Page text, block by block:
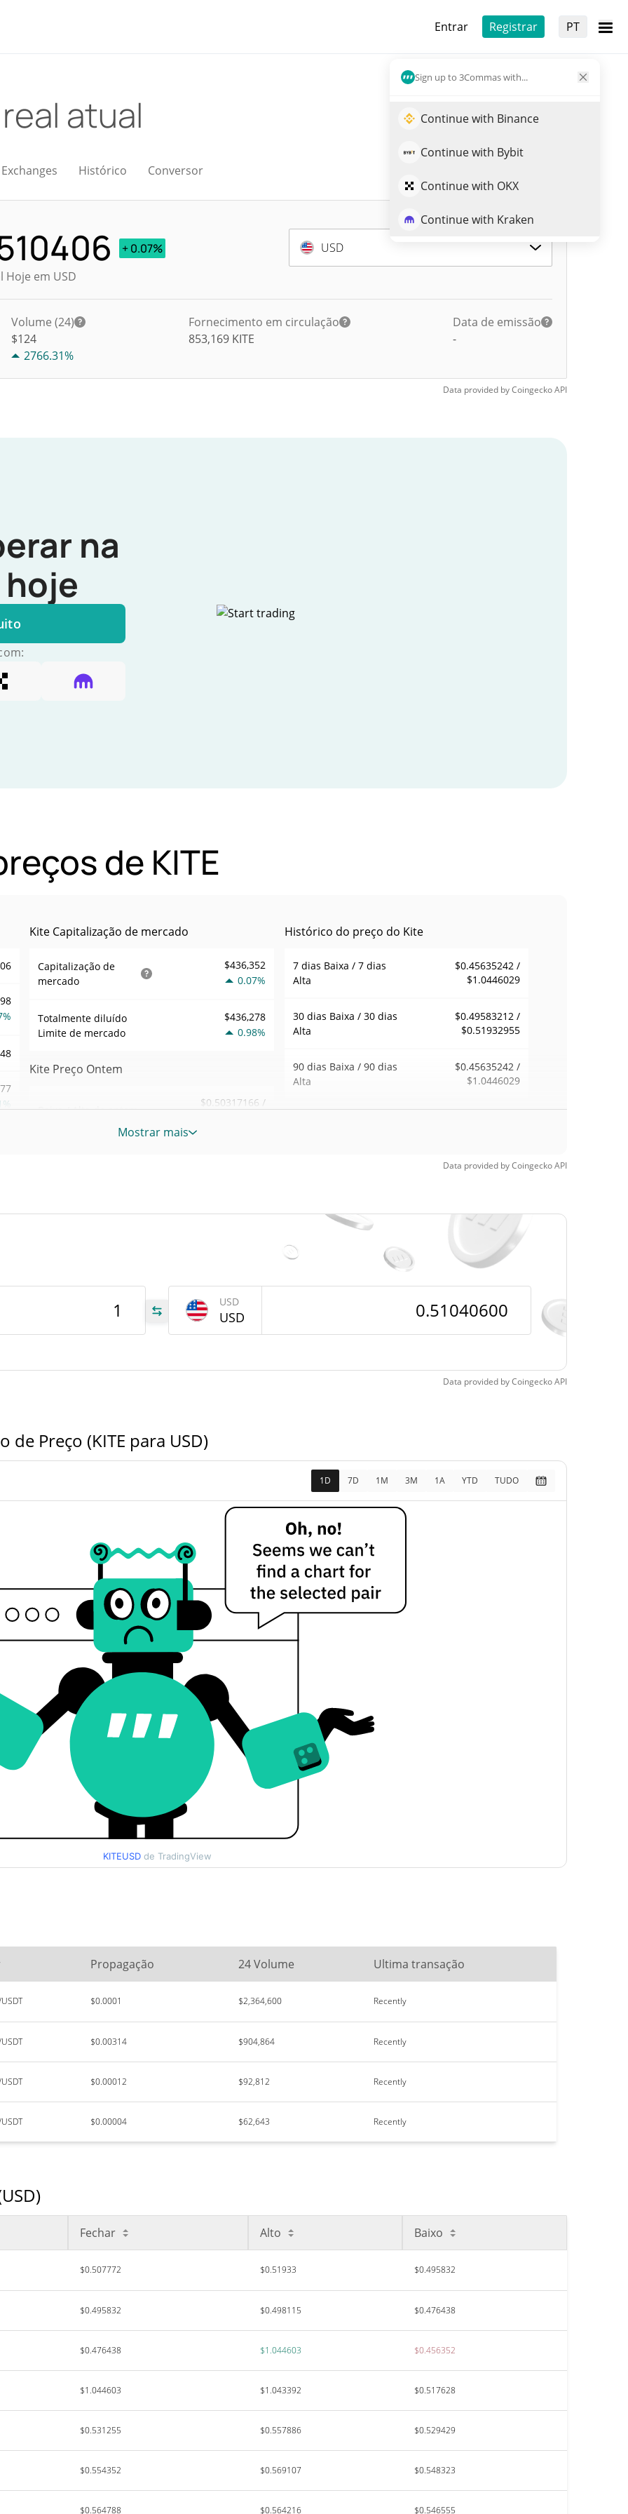
Entrar Registrar PT
Sign up to 3Commas with...
Continue with Binance
Continue with Bybit
Continue with OKX
Continue with Kraken
atual
Exchanges Histórico Conversor
+ 0.07%
Hoje em USD
USD
Volume (24)
$124
2766.31%
Fornecimento em circulação
853,169 KITE
Data de emissão
-
Data provided byCoingeckoAPI
na
de KITE
Kite Capitalização de mercado
Capitalização de
mercado
$436,352
0.07%
Totalmente diluído
Limite de mercado
$436,278
0.98%
Kite Preço Ontem
Baixa / Alta de ontem
$0.50317166 /
Histórico do preço do Kite
7 dias Baixa / 7 dias
Alta
$0.45635242 /
$1.0446029
30 dias Baixa / 30 dias
Alta
$0.49583212 /
$0.51932955
90 dias Baixa / 90 dias
Alta
$0.45635242 /
$1.0446029
Baixa de todos os
tempos
Aug 6, 2026 (2 dias atrás)
$0.446368
14.35%
Mostrar mais
Data provided byCoingeckoAPI
USD
USD
Data provided byCoingeckoAPI
de Preço (KITE para USD)
1D 7D 1M 3M 1A YTD TUDO
KITEUSD de TradingView
Propagação 24 Volume Ultima transação
$0.0001 $2,364,600 Recently
$0.00314 $904,864 Recently
$0.00012 $92,812 Recently
$0.00004 $62,643 Recently
Fechar Alto Baixo
$0.507772 $0.51933 $0.495832
$0.495832 $0.498115 $0.476438
$0.476438 $1.044603 $0.456352
$1.044603 $1.043392 $0.517628
$0.531255 $0.557886 $0.529429
$0.554352 $0.569107 $0.548323
$0.564788 $0.564216 $0.546555